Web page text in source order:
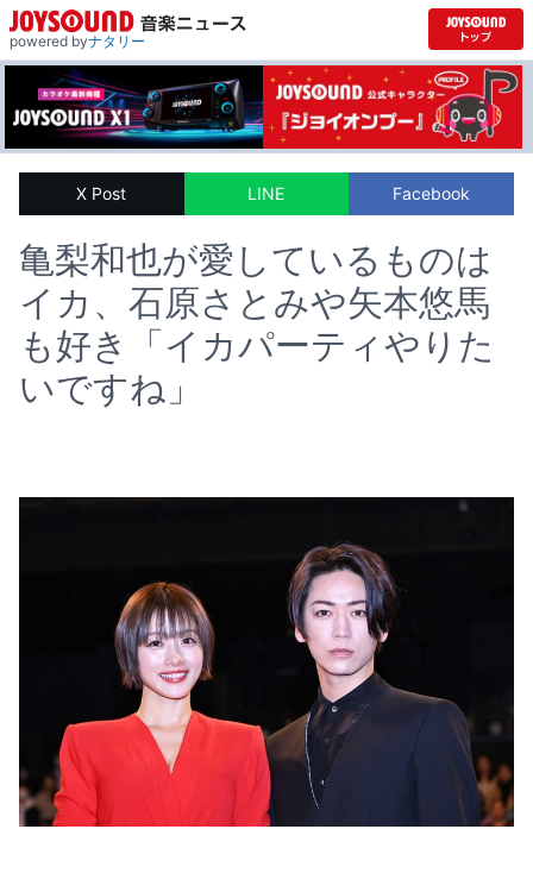
powered byナタリー
X Post LINE Facebook
亀梨和也が愛しているものは
イカ、石原さとみや矢本悠馬
も好き「イカパーティやりた
いですね」